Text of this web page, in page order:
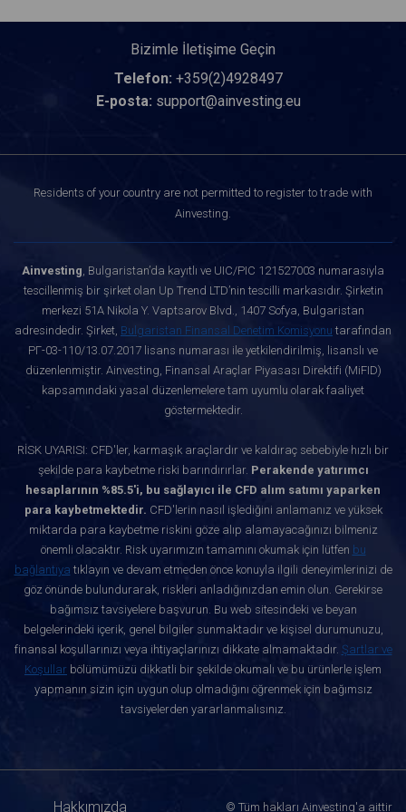
Bizimle İletişime Geçin
Telefon: +359(2)4928497
E-posta: support@ainvesting.eu
Residents of your country are not permitted to register to trade with
Ainvesting.
Ainvesting, Bulgaristan’da kayıtlı ve UIC/PIC 121527003 numarasıyla
tescillenmiş bir şirket olan Up Trend LTD’nin tescilli markasıdır. Şirketin
merkezi 51A Nikola Y. Vaptsarov Blvd., 1407 Sofya, Bulgaristan
adresindedir. Şirket, Bulgaristan Finansal Denetim Komisyonu tarafından
РГ-03-110/13.07.2017 lisans numarası ile yetkilendirilmiş, lisanslı ve
düzenlenmiştir. Ainvesting, Finansal Araçlar Piyasası Direktifi (MiFID)
kapsamındaki yasal düzenlemelere tam uyumlu olarak faaliyet
göstermektedir.
RİSK UYARISI: CFD'ler, karmaşık araçlardır ve kaldıraç sebebiyle hızlı bir
şekilde para kaybetme riski barındırırlar. Perakende yatırımcı
hesaplarının %85.5'i, bu sağlayıcı ile CFD alım satımı yaparken
para kaybetmektedir. CFD'lerin nasıl işlediğini anlamanız ve yüksek
miktarda para kaybetme riskini göze alıp alamayacağınızı bilmeniz
önemli olacaktır. Risk uyarımızın tamamını okumak için lütfen bu
bağlantıya tıklayın ve devam etmeden önce konuyla ilgili deneyimlerinizi de
göz önünde bulundurarak, riskleri anladığınızdan emin olun. Gerekirse
bağımsız tavsiyelere başvurun. Bu web sitesindeki ve beyan
belgelerindeki içerik, genel bilgiler sunmaktadır ve kişisel durumunuzu,
finansal koşullarınızı veya ihtiyaçlarınızı dikkate almamaktadır. Şartlar ve
Koşullar bölümümüzü dikkatli bir şekilde okumalı ve bu ürünlerle işlem
yapmanın sizin için uygun olup olmadığını öğrenmek için bağımsız
tavsiyelerden yararlanmalısınız.
Hakkımızda © Tüm hakları Ainvesting'a aittir